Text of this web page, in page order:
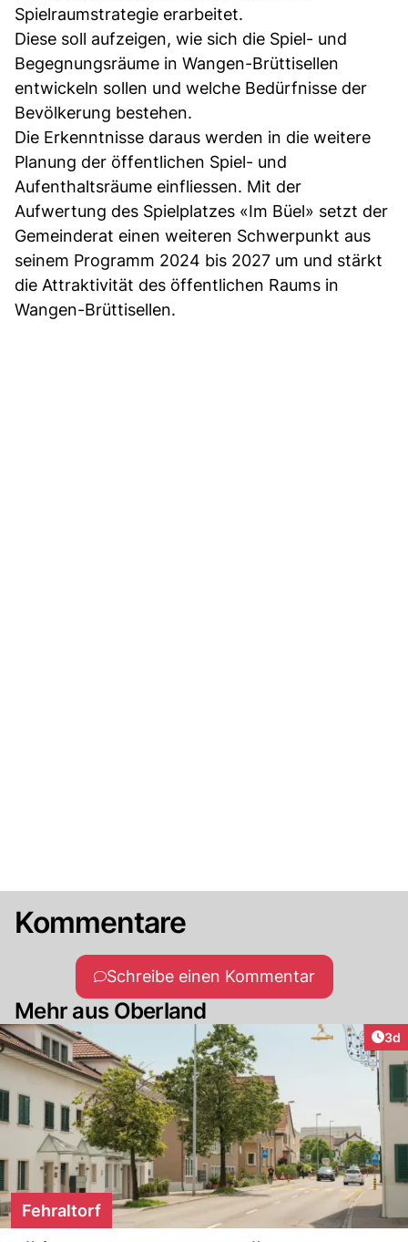
Spielraumstrategie erarbeitet.
Diese soll aufzeigen, wie sich die Spiel- und
Begegnungsräume in Wangen-Brüttisellen
entwickeln sollen und welche Bedürfnisse der
Bevölkerung bestehen.
Die Erkenntnisse daraus werden in die weitere
Planung der öffentlichen Spiel- und
Aufenthaltsräume einfliessen. Mit der
Aufwertung des Spielplatzes «Im Büel» setzt der
Gemeinderat einen weiteren Schwerpunkt aus
seinem Programm 2024 bis 2027 um und stärkt
die Attraktivität des öffentlichen Raums in
Wangen-Brüttisellen.
Kommentare
Schreibe einen Kommentar
Mehr aus Oberland
3d
Fehraltorf